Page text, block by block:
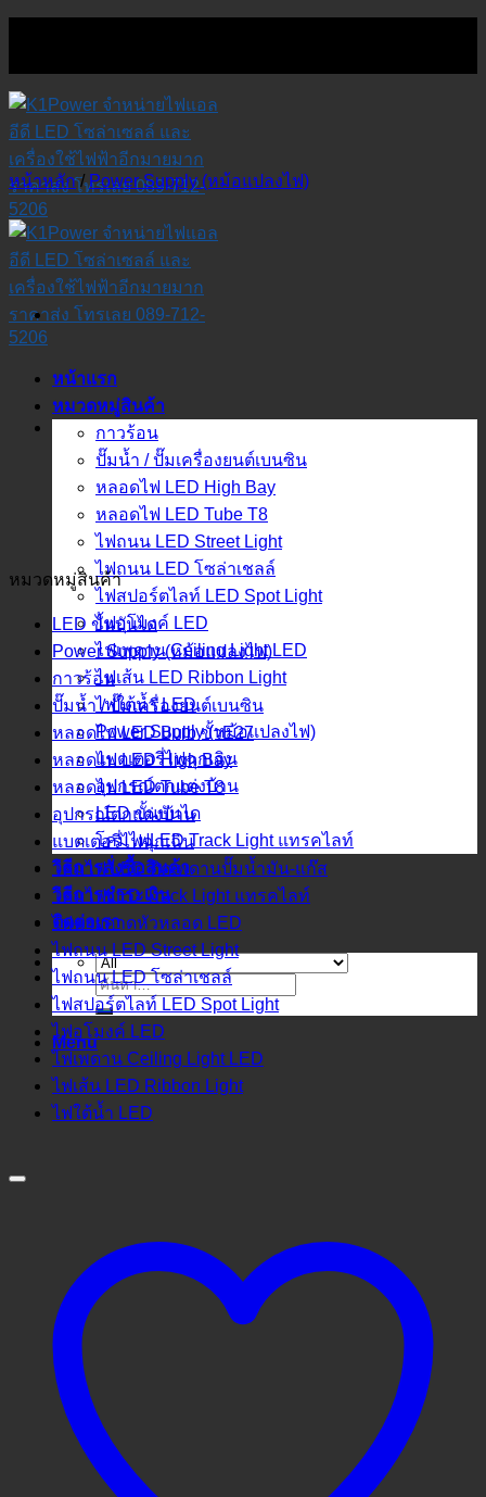
หน้าแรก
หมวดหมู่สินค้า
กาวร้อน
ปั๊มน้ำ / ปั๊มเครื่องยนต์เบนซิน
หลอดไฟ LED High Bay
หลอดไฟ LED Tube T8
ไฟถนน LED Street Light
ไฟถนน LED โซล่าเชลล์
ไฟสปอร์ตไลท์ LED Spot Light
ไฟอุโมงค์ LED
ไฟเพดาน Ceiling Light LED
ไฟเส้น LED Ribbon Light
ไฟใต้น้ำ LED
Power Supply (หม้อแปลงไฟ)
แบตเตอรี่ไฟฉุกเฉิน
อุปกรณ์ตกแต่งบ้าน
LED ขั้นบันได
โคมไฟLED Track Light แทรคไลท์
วิธีการสั่งซื้อสินค้า
วิธีการชำระเงิน
ติดต่อเรา
ค้นหา:
Menu
หน้าหลัก / Power Supply (หม้อแปลงไฟ)
หมวดหมู่สินค้า
LED ขั้นบันได
Power Supply (หม้อแปลงไฟ)
กาวร้อน
ปั๊มน้ำ / ปั๊มเครื่องยนต์เบนซิน
หลอดไฟ LED Bulb ขั้วE27
หลอดไฟ LED High Bay
หลอดไฟ LED Tube T8
อุปกรณ์ตกแต่งบ้าน
แบตเตอรี่ไฟฉุกเฉิน
โคมไฟ LED ติดเพดานปั๊มน้ำมัน-แก๊ส
โคมไฟLED Track Light แทรคไลท์
ไฟฉายคาดหัวหลอด LED
ไฟถนน LED Street Light
ไฟถนน LED โซล่าเชลล์
ไฟสปอร์ตไลท์ LED Spot Light
ไฟอุโมงค์ LED
ไฟเพดาน Ceiling Light LED
ไฟเส้น LED Ribbon Light
ไฟใต้น้ำ LED